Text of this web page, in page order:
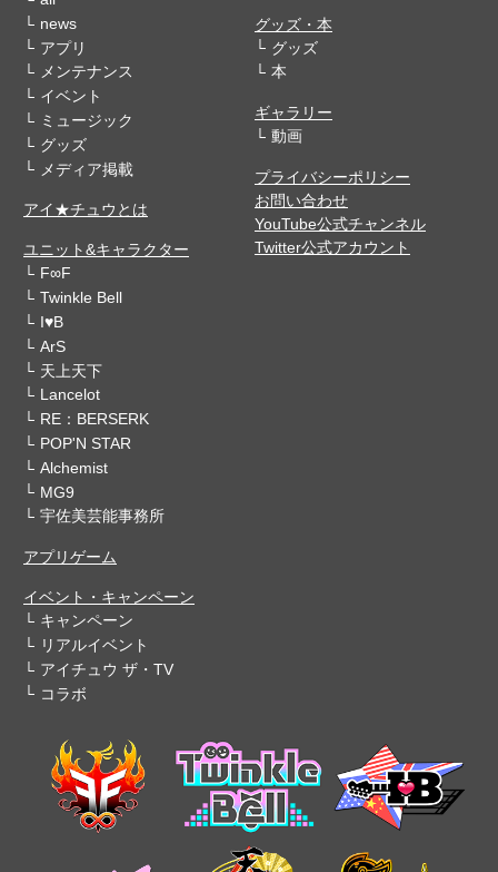
news
アプリ
メンテナンス
イベント
ミュージック
グッズ
メディア掲載
アイ★チュウとは
ユニット&キャラクター
F∞F
Twinkle Bell
I♥B
ArS
天上天下
Lancelot
RE：BERSERK
POP'N STAR
Alchemist
MG9
宇佐美芸能事務所
アプリゲーム
イベント・キャンペーン
キャンペーン
リアルイベント
アイチュウ ザ・TV
コラボ
グッズ・本
グッズ
本
ギャラリー
動画
プライバシーポリシー
お問い合わせ
YouTube公式チャンネル
Twitter公式アカウント